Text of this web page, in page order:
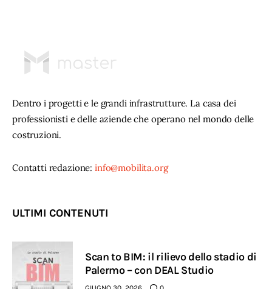
Dentro i progetti e le grandi infrastrutture. La casa dei
professionisti e delle aziende che operano nel mondo delle
costruzioni.
Contatti redazione: info@mobilita.org
ULTIMI CONTENUTI
Scan to BIM: il rilievo dello stadio di
Palermo – con DEAL Studio